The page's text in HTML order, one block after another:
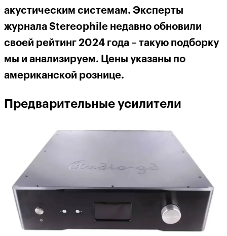
акустическим системам. Эксперты
журнала Stereophile недавно обновили
своей рейтинг 2024 года – такую подборку
мы и анализируем. Цены указаны по
американской рознице.
Предварительные усилители